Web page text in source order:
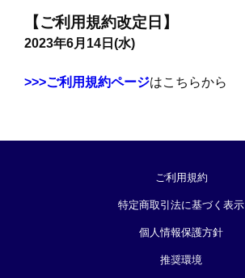
【ご利用規約改定日】
2023年6月14日(水)
>>>ご利用規約ページはこちらから
ご利用規約
特定商取引法に基づく表示
個人情報保護方針
推奨環境